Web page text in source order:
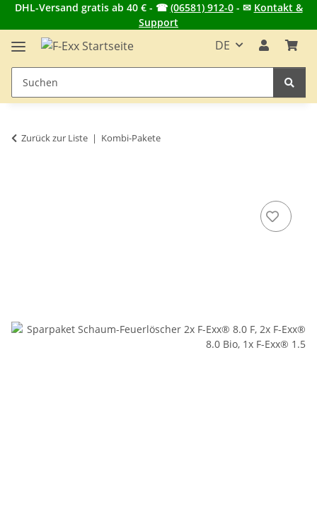
DHL-Versand gratis ab 40 € - ☎ (06581) 912-0- ✉ Kontakt &
Support
DE
Zurück zur Liste Kombi-Pakete